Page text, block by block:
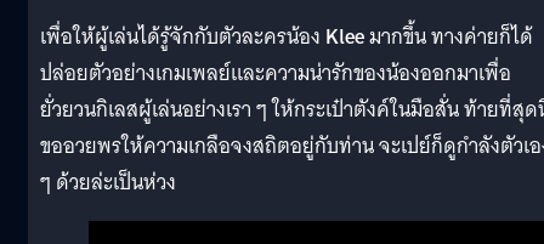
เพื่อให้ผู้เล่นได้รู้จักกับตัวละครน้อง Kleeมากขึ้น ทางค่ายก็ได้
ปล่อยตัวอย่างเกมเพลย์และความน่ารักของน้องออกมาเพื่อ
ยั่วยวนกิเลสผู้เล่นอย่างเรา ๆ ให้กระเป๋าตังค์ในมือสั่น ท้ายที่สุ
ขออวยพรให้ความเกลือจงสถิตอยู่กับท่าน จะเปย์ก็ดูกำลังตัวเ
ๆ ด้วยล่ะเป็นห่วง